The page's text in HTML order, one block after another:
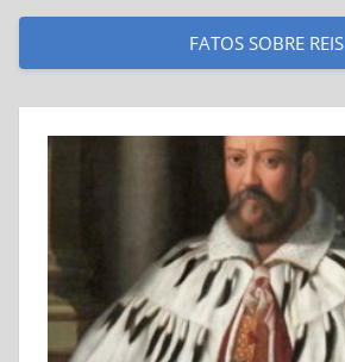
FATOS SOBRE REIS